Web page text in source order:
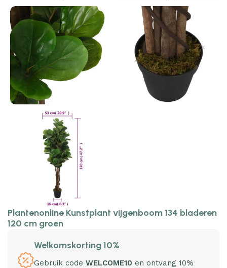
Plantenonline Kunstplant vijgenboom 134 bladeren
120 cm groen
Welkomskorting 10%
Gebruik code WELCOME10 en ontvang 10%